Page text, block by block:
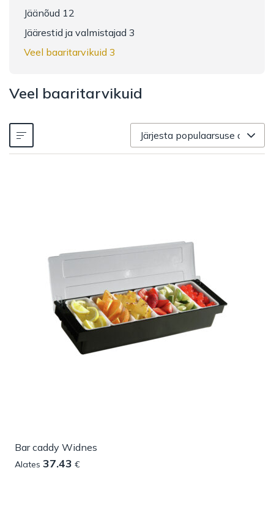
Jäänõud 12
Jäärestid ja valmistajad 3
Veel baaritarvikuid 3
Veel baaritarvikuid
Bar caddy Widnes
Alates 37.43 €